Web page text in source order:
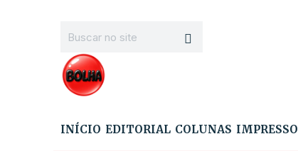
INÍCIO EDITORIAL COLUNAS IMPRESSO